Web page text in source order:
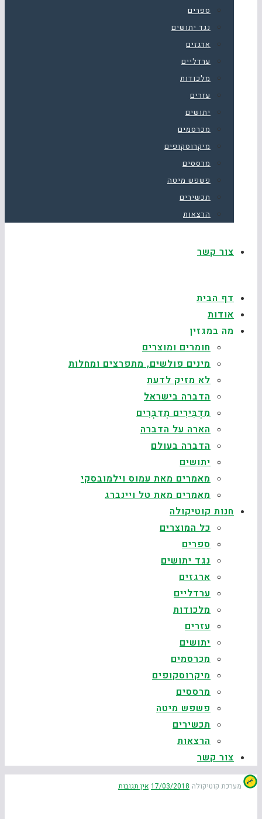
ספרים
נגד יתושים
ארגזים
ערדליים
מלכודות
עזרים
יתושים
מכרסמים
מיקרוסקופים
מרססים
פשפש מיטה
תכשירים
הרצאות
צור קשר
דף הבית
אודות
מה במגזין
חומרים ומוצרים
מינים פולשים, מתפרצים ומחלות
לא מזיק לדעת
הדברה בישראל
מַדְבִּירִים מְדַבְּרִים
הארה על הדברה
הדברה בעולם
יתושים
מאמרים מאת עמוס וילמובסקי
מאמרים מאת טל ויינברג
חנות קוטיקולה
כל המוצרים
ספרים
נגד יתושים
ארגזים
ערדליים
מלכודות
עזרים
יתושים
מכרסמים
מיקרוסקופים
מרססים
פשפש מיטה
תכשירים
הרצאות
צור קשר
מערכת קוטיקולה 17/03/2018 אין תגובות